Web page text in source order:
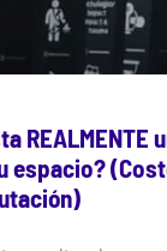
REALMENTE
espacio?